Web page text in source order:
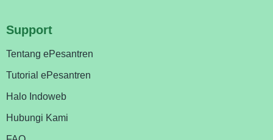
Support
Tentang ePesantren
Tutorial ePesantren
Halo Indoweb
Hubungi Kami